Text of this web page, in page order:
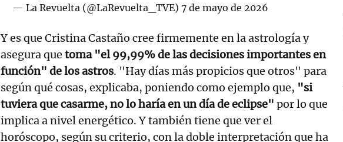
— La Revuelta (@LaRevuelta_TVE) 7 de mayo de 2026
Y es que Cristina Castaño cree firmemente en la astrología y
asegura que toma "el 99,99% de las decisiones importantes en
función" de los astros. "Hay días más propicios que otros" para
según qué cosas, explicaba, poniendo como ejemplo que, "si
tuviera que casarme, no lo haría en un día de eclipse" por lo que
implica a nivel energético. Y también tiene que ver el
horóscopo, según su criterio, con la doble interpretación que ha